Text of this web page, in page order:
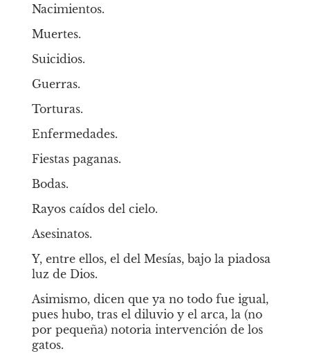
Nacimientos.
Muertes.
Suicidios.
Guerras.
Torturas.
Enfermedades.
Fiestas paganas.
Bodas.
Rayos caídos del cielo.
Asesinatos.
Y, entre ellos, el del Mesías, bajo la piadosa
luz de Dios.
Asimismo, dicen que ya no todo fue igual,
pues hubo, tras el diluvio y el arca, la (no
por pequeña) notoria intervención de los
gatos.